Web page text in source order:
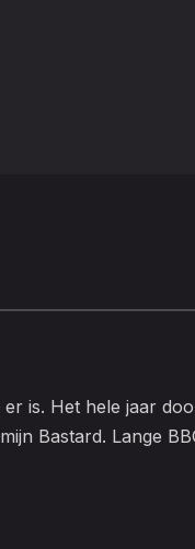
is. Het hele jaar
Bastard. Lange